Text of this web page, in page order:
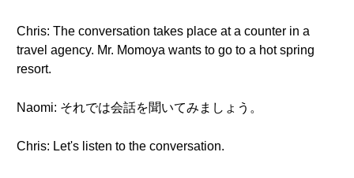
Chris: The conversation takes place at a counter in a
travel agency. Mr. Momoya wants to go to a hot spring
resort.
Naomi: それでは会話を聞いてみましょう。
Chris: Let's listen to the conversation.